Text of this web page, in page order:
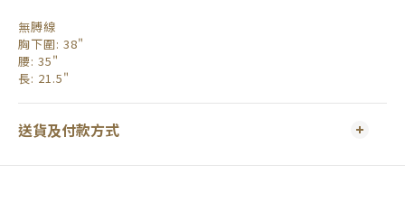
無膊線
胸下圍: 38"
腰: 35"
長: 21.5"
送貨及付款方式